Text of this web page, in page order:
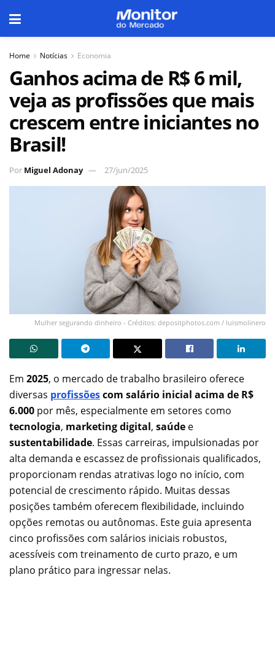
Home Notícias Economia
Ganhos acima de R$ 6 mil,
veja as profissões que mais
crescem entre iniciantes no
Brasil!
Por Miguel Adonay 27/jun/2025
Mulher segurando dinheiro - Créditos: depositphotos.com / luismolinero
Em 2025, o mercado de trabalho brasileiro oferece
diversas profissõescom salário inicial acima de R$
6.000 por mês, especialmente em setores como
tecnologia, marketing digital, saúde e
sustentabilidade. Essas carreiras, impulsionadas por
alta demanda e escassez de profissionais qualificados,
proporcionam rendas atrativas logo no início, com
potencial de crescimento rápido. Muitas dessas
posições também oferecem flexibilidade, incluindo
opções remotas ou autônomas. Este guia apresenta
cinco profissões com salários iniciais robustos,
acessíveis com treinamento de curto prazo, e um
plano prático para ingressar nelas.